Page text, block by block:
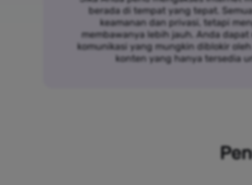
berada di tempat yang tepat.
keamanan dan privasi, tetapi
membawanya lebih jauh. Anda
komunikasi yang mungkin diblokir
konten yang hanya tersedia